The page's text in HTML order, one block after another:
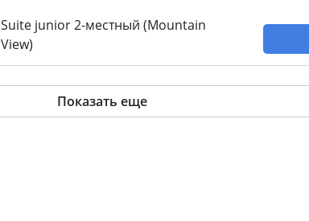
Suite junior 2-местный (Mountain
View)
Показать еще